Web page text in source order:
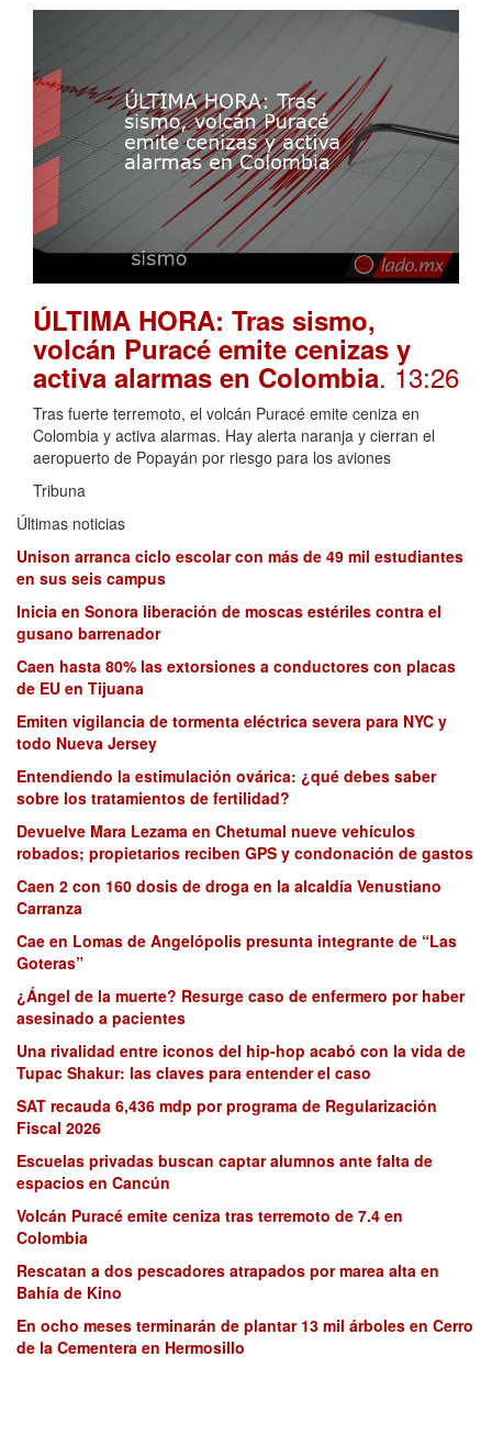
ÚLTIMA HORA: Tras sismo,
volcán Puracé emite cenizas y
activa alarmas en Colombia. 13:26
Tras fuerte terremoto, el volcán Puracé emite ceniza en
Colombia y activa alarmas. Hay alerta naranja y cierran el
aeropuerto de Popayán por riesgo para los aviones
Tribuna
Últimas noticias
Unison arranca ciclo escolar con más de 49 mil estudiantes
en sus seis campus
Inicia en Sonora liberación de moscas estériles contra el
gusano barrenador
Caen hasta 80% las extorsiones a conductores con placas
de EU en Tijuana
Emiten vigilancia de tormenta eléctrica severa para NYC y
todo Nueva Jersey
Entendiendo la estimulación ovárica: ¿qué debes saber
sobre los tratamientos de fertilidad?
Devuelve Mara Lezama en Chetumal nueve vehículos
robados; propietarios reciben GPS y condonación de gastos
Caen 2 con 160 dosis de droga en la alcaldía Venustiano
Carranza
Cae en Lomas de Angelópolis presunta integrante de “Las
Goteras”
¿Ángel de la muerte? Resurge caso de enfermero por haber
asesinado a pacientes
Una rivalidad entre iconos del hip-hop acabó con la vida de
Tupac Shakur: las claves para entender el caso
SAT recauda 6,436 mdp por programa de Regularización
Fiscal 2026
Escuelas privadas buscan captar alumnos ante falta de
espacios en Cancún
Volcán Puracé emite ceniza tras terremoto de 7.4 en
Colombia
Rescatan a dos pescadores atrapados por marea alta en
Bahía de Kino
En ocho meses terminarán de plantar 13 mil árboles en Cerro
de la Cementera en Hermosillo